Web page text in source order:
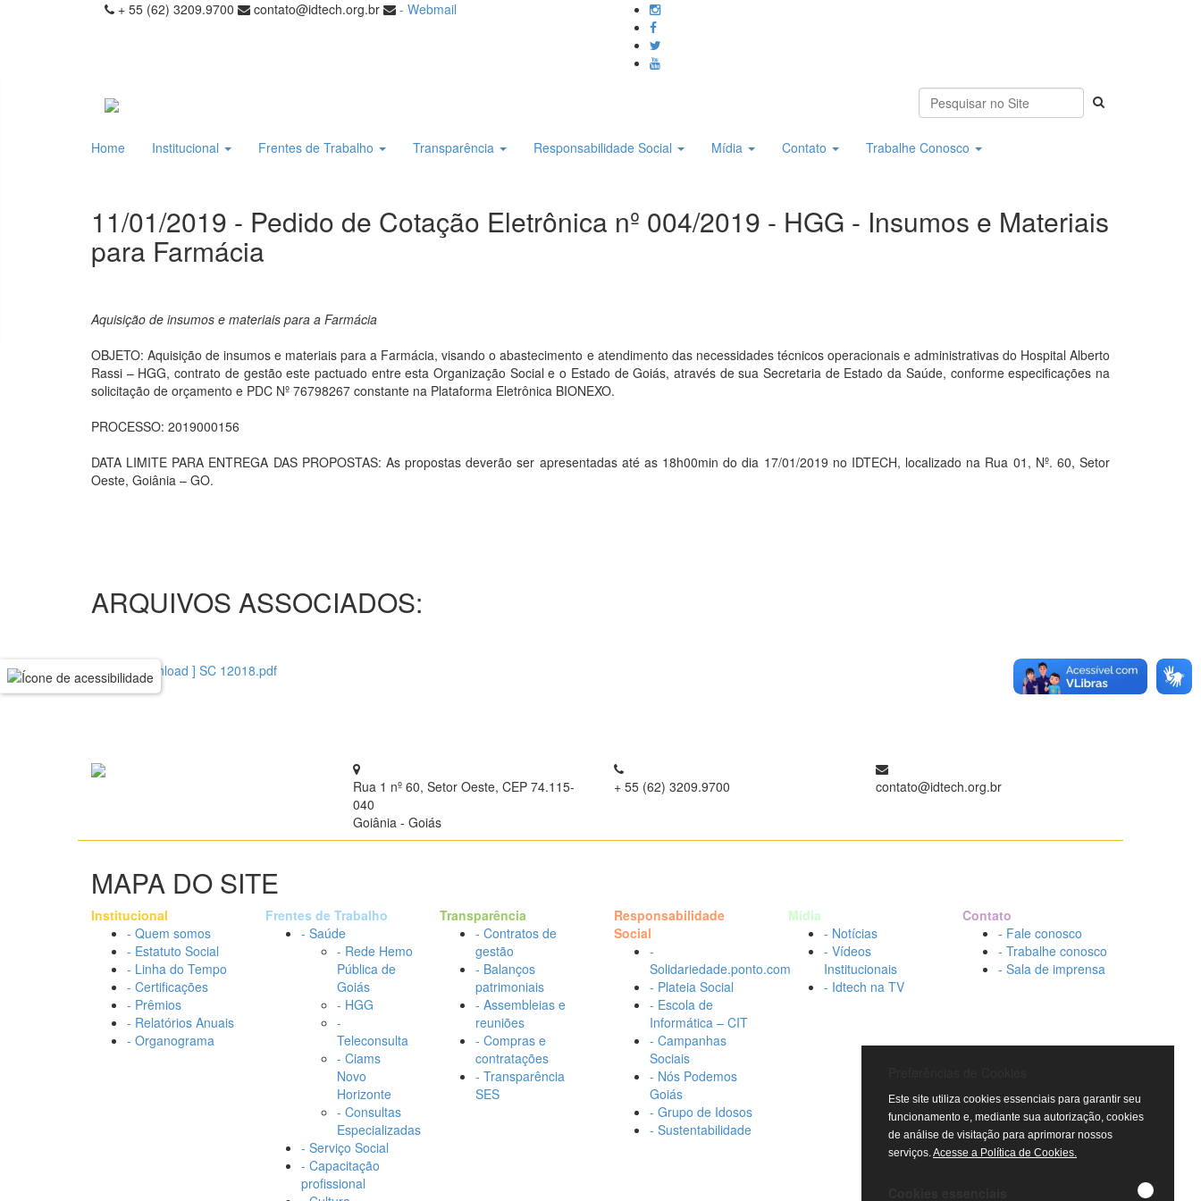
+ 55 (62) 3209.9700 contato@idtech.org.br - Webmail
Home Institucional Frentes de Trabalho Transparência Responsabilidade Social Mídia Contato Trabalhe Conosco
11/01/2019 - Pedido de Cotação Eletrônica nº 004/2019 - HGG - Insumos e Materiais
para Farmácia
Aquisição de insumos e materiais para a Farmácia
OBJETO: Aquisição de insumos e materiais para a Farmácia, visando o abastecimento e atendimento das necessidades técnicos operacionais e administrativas do Hospital Alberto
Rassi – HGG, contrato de gestão este pactuado entre esta Organização Social e o Estado de Goiás, através de sua Secretaria de Estado da Saúde, conforme especificações na
solicitação de orçamento e PDC Nº 76798267 constante na Plataforma Eletrônica BIONEXO.
PROCESSO: 2019000156
DATA LIMITE PARA ENTREGA DAS PROPOSTAS: As propostas deverão ser apresentadas até as 18h00min do dia 17/01/2019 no IDTECH, localizado na Rua 01, Nº. 60, Setor
Oeste, Goiânia – GO.
ARQUIVOS ASSOCIADOS:
[ download ] SC 12018.pdf
Rua 1 nº 60, Setor Oeste, CEP 74.115-
040
Goiânia - Goiás
+ 55 (62) 3209.9700 contato@idtech.org.br
MAPA DO SITE
Institucional
- Quem somos
- Estatuto Social
- Linha do Tempo
- Certificações
- Prêmios
- Relatórios Anuais
- Organograma
Frentes de Trabalho
- Saúde
- Rede Hemo
Pública de
Goiás
- HGG
-
Teleconsulta
- Ciams
Novo
Horizonte
- Consultas
Especializadas
- Serviço Social
- Capacitação
profissional
Transparência
- Contratos de
gestão
- Balanços
patrimoniais
- Assembleias e
reuniões
- Compras e
contratações
- Transparência
SES
Responsabilidade
Social
-
Solidariedade.ponto.com
- Plateia Social
- Escola de
Informática – CIT
- Campanhas
Sociais
- Nós Podemos
Goiás
- Grupo de Idosos
- Sustentabilidade
Mídia
- Notícias
- Vídeos
Institucionais
- Idtech na TV
Contato
- Fale conosco
- Trabalhe conosco
- Sala de imprensa
Este site utiliza cookies essenciais para garantir seu
funcionamento e, mediante sua autorização, cookies
de análise de visitação para aprimorar nossos
serviços.Acesse a Política de Cookies.